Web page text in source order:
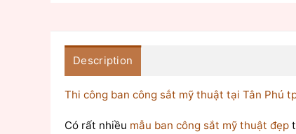
Description
Thi công ban công sắt mỹ thuật tại Tân Phú
Có rất nhiều mẫu ban công sắt mỹ thuật đẹp